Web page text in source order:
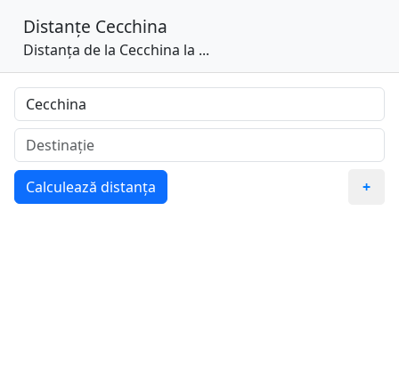
Distanțe Cecchina
Distanța de la Cecchina la ...
Calculează distanța +